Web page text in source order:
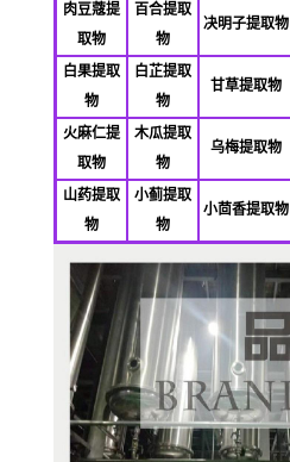
肉豆蔻提
取物
百合提取
物
决明子提取物
白果提取
物
白芷提取
物
甘草提取物
火麻仁提
取物
木瓜提取
物
乌梅提取物
山药提取
物
小蓟提取
物
小茴香提取物